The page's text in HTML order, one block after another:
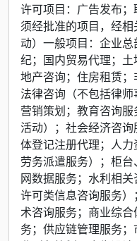
许可项目：广告发布
须经批准的项目，经
动）一般项目：企业
纪；国内贸易代理；
地产咨询；住房租赁；
法律咨询（不包括律
营销策划；教育咨询
活动）；社会经济咨
体登记注册代理；人力
劳务派遣服务）；柜
网数据服务；水利相
许可类信息咨询服务
术咨询服务；商业综
务；供应链管理服务